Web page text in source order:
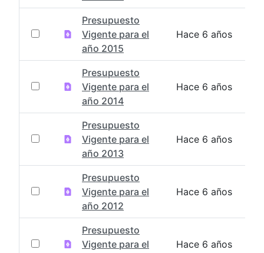
Presupuesto
Vigente para el
año 2015
Hace 6 años
Presupuesto
Vigente para el
año 2014
Hace 6 años
Presupuesto
Vigente para el
año 2013
Hace 6 años
Presupuesto
Vigente para el
año 2012
Hace 6 años
Presupuesto
Vigente para el
Hace 6 años